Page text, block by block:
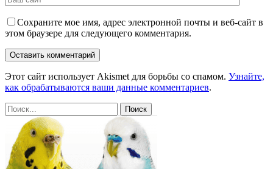
Сохраните мое имя, адрес электронной почты и веб-сайт в
этом браузере для следующего комментария.
Этот сайт использует Akismet для борьбы со спамом. Узнайте,
как обрабатываются ваши данные комментариев.